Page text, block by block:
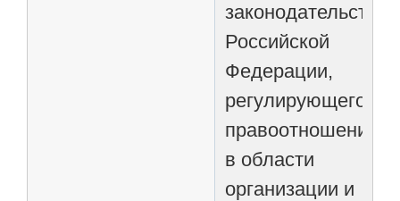
законодательства
Российской
Федерации,
регулирующего
правоотношения
в области
организации и